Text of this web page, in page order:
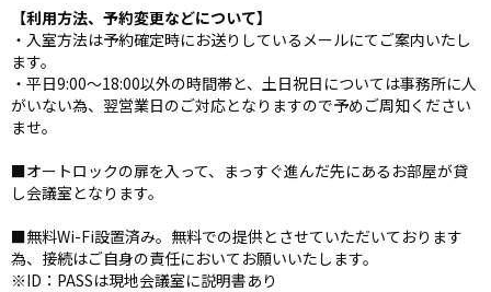
【利用方法、予約変更などについて】
・入室方法は予約確定時にお送りしているメールにてご案内いたし
ます。
・平日9:00～18:00以外の時間帯と、土日祝日については事務所に人
がいない為、翌営業日のご対応となりますので予めご周知ください
ませ。
■オートロックの扉を入って、まっすぐ進んだ先にあるお部屋が貸
し会議室となります。
■無料Wi-Fi設置済み。無料での提供とさせていただいております
為、接続はご自身の責任においてお願いいたします。
※ID：PASSは現地会議室に説明書あり